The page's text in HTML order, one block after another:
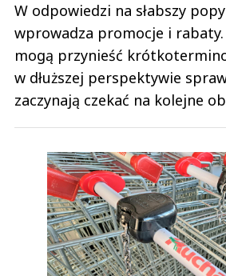
W odpowiedzi na słabszy
wprowadza promocje i rabaty.
mogą przynieść
w dłuższej perspektywie
zaczynają czekać na kolejne